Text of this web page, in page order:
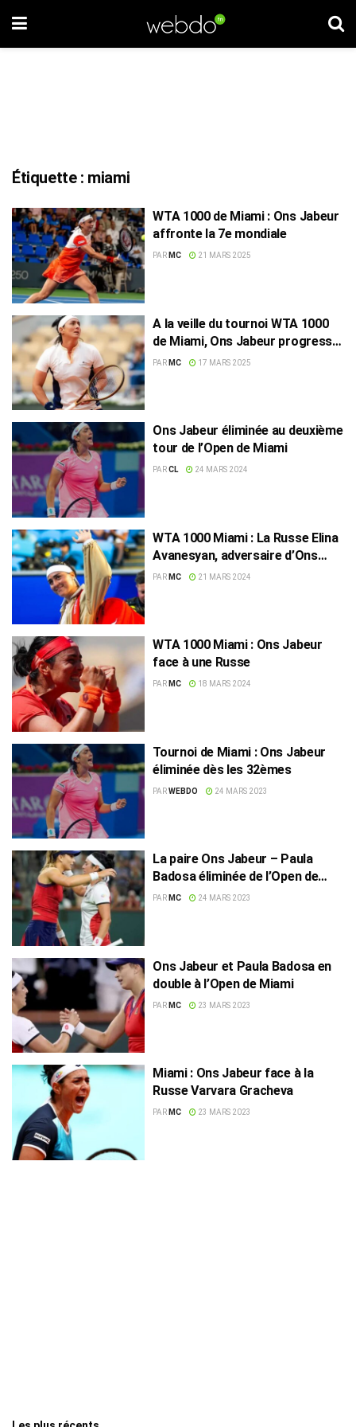
Étiquette : miami
WTA 1000 de Miami : Ons Jabeur
affronte la 7e mondiale
PAR MC 21 MARS 2025
A la veille du tournoi WTA 1000
de Miami, Ons Jabeur progresse
au classement WTA
PAR MC 17 MARS 2025
Ons Jabeur éliminée au deuxième
tour de l’Open de Miami
PARCL 24 MARS 2024
WTA 1000 Miami : La Russe Elina
Avanesyan, adversaire d’Ons
Jabeur
PAR MC 21 MARS 2024
WTA 1000 Miami : Ons Jabeur
face à une Russe
PAR MC 18 MARS 2024
Tournoi de Miami : Ons Jabeur
éliminée dès les 32èmes
PARWEBDO 24 MARS 2023
La paire Ons Jabeur – Paula
Badosa éliminée de l’Open de
Miami
PAR MC 24 MARS 2023
Ons Jabeur et Paula Badosa en
double à l’Open de Miami
PAR MC 23 MARS 2023
Miami : Ons Jabeur face à la
Russe Varvara Gracheva
PAR MC 23 MARS 2023